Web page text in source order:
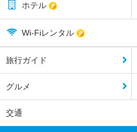
ホテル
Wi-Fiレンタル
旅行ガイド
グルメ
交通